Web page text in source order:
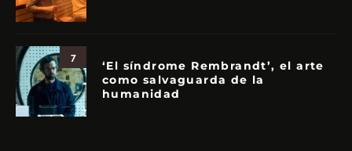
7
‘El síndrome Rembrandt’, el arte
como salvaguarda de la
humanidad